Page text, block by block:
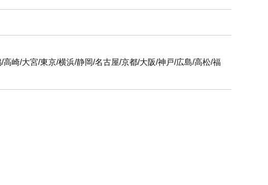
支社
名古屋/京都/大阪/神戸/広島/高松/福